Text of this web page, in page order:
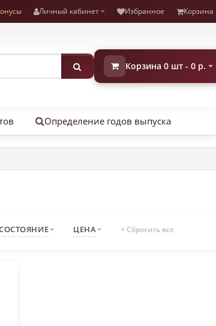
Личный кабинет Избранное Корзина
Корзина 0 шт - 0 р.
Определение годов выпуска
ЦЕНА × Сбросить все